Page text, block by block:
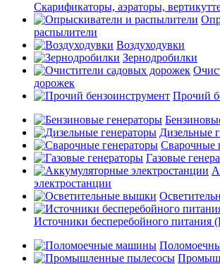
Скарификаторы, аэраторы,
распылители
Воздуходувки
Зернодробилки
дорожек
Прочий
Дизельные
Сварочные
Газовые
электростанции
Источники бесперебойного питания